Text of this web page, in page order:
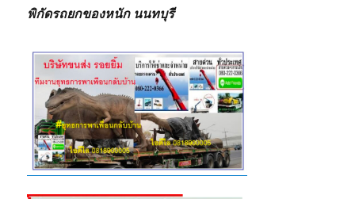
พิกัดรถยกของหนัก นนทบุรี